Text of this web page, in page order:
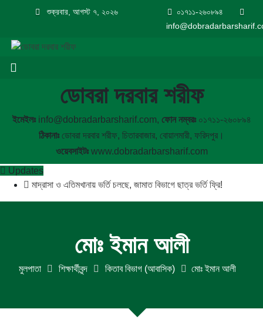
শুক্রবার, আগস্ট ৭, ২০২৬
০১৭১১-২৬০৮৯৪
ডোবরা দরবার শরীফ
ইমেইলঃinfo@dobradarbarsharif.com, ফোন নম্বরঃ০১৭১১-২৬০৮৯৪
ঠিকানাঃ ডোবরা দরবার শরীফ, চিতারবাজার, বোয়ালমারী, ফরিদপুর।
ওয়েবসাইটঃwww.dobradarbarsharif.com
Updates
মাদ্রাসা ও এতিমখানায় ভর্তি চলছে, জামাত বিভাগে ছাত্র ভর্তি ফ্রি!
মোঃ ইমান আলী
মুলপাতা শিক্ষার্থীবৃন্দ কিতাব বিভাগ (আবাসিক) মোঃ ইমান আলী